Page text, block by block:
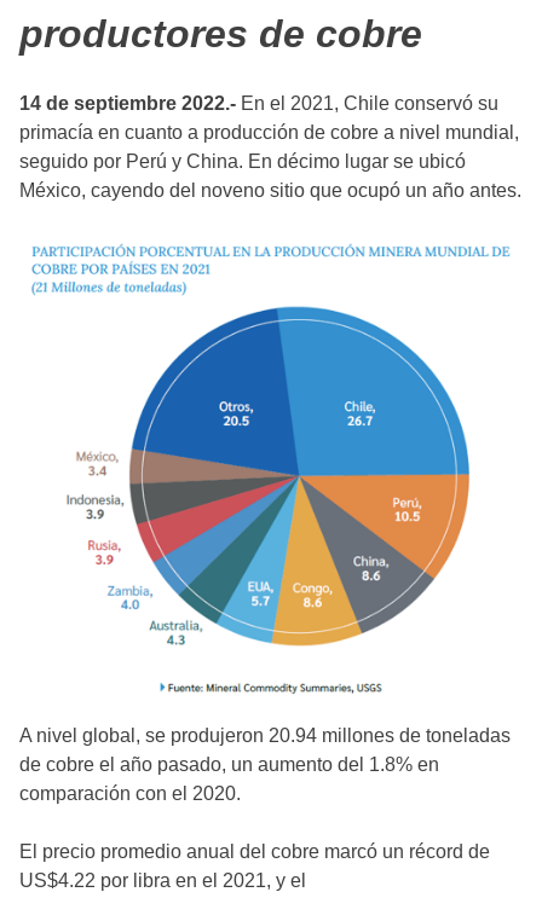
productores de cobre
14 de septiembre 2022.- En el 2021, Chile conservó su
primacía en cuanto a producción de cobre a nivel mundial,
seguido por Perú y China. En décimo lugar se ubicó
México, cayendo del noveno sitio que ocupó un año antes.
A nivel global, se produjeron 20.94 millones de toneladas
de cobre el año pasado, un aumento del 1.8% en
comparación con el 2020.
El precio promedio anual del cobre marcó un récord de
US$4.22 por libra en el 2021, y el